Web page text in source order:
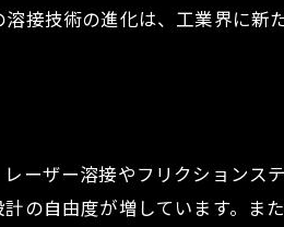
の融解技術の革新
現する精密な溶接プロセス
が変える溶接現場の風景
接技術の進化は、工業界に
ーザー溶接やフリクションス
の自由度が増しています。ま